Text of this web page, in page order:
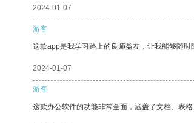
2024-01-07
游客
这款app是我学习路上的良师益友，让我能够随时
2024-01-07
游客
这款办公软件的功能非常全面，涵盖了文档、表